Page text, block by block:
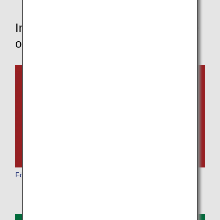
Information om flygplan och service
ombord
Första klass